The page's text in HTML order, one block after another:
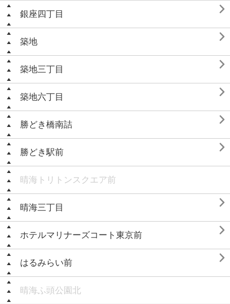
銀座四丁目 
築地 
築地三丁目 
築地六丁目 
勝どき橋南詰 
勝どき駅前 
晴海トリトンスクエア前
晴海三丁目 
ホテルマリナーズコート東京前 
はるみらい前 
晴海ふ頭公園北